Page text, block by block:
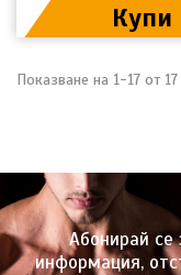
Купи
Показване на 1-17 от
Абонирай се
информация,